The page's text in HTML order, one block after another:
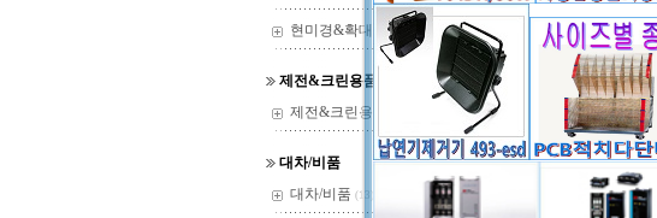
현미경&확대경 (144)
제전&크린용품
제전&크린용품
대차/비품
대차/비품 (13)
FILE DOWNLOAD
am4012zt.jpg (8KB)